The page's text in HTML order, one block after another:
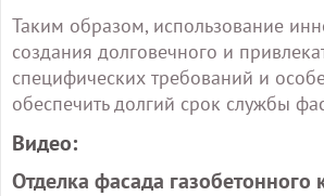
Таким образом, использование
создания долговечного и
специфических требований и
обеспечить долгий срок службы
Видео:
Отделка фасада